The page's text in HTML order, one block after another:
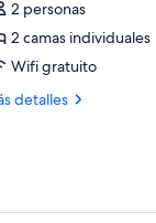
2 personas
2 camas individuales
Wifi gratuito
detalles